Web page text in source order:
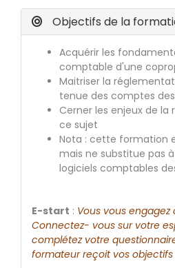
Objectifs de la
Acquérir les
comptable d'une
Maitriser la
tenue des comptes
Cerner les enjeux de
ce sujet
Nota : cette formation
mais ne substitue pas
logiciels comptables
E-­start : Vous vous
Connectez­- vous sur votre
complétez votre
formateur reçoit vos objectifs